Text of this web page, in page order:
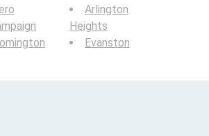
Arlington
Heights
Evanston